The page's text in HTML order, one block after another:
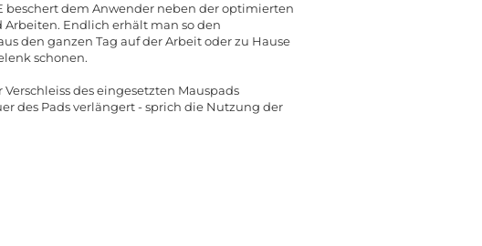
beschert dem Anwender neben der optimierten
Endlich erhält man so den
den ganzen Tag auf der Arbeit oder zu Hause
schonen.
des eingesetzten Mauspads
des Pads verlängert - sprich die Nutzung der